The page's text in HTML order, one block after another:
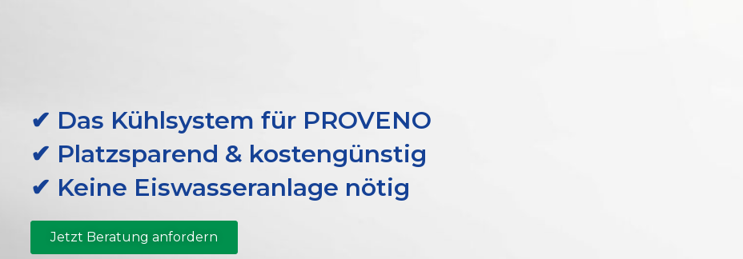
✔ Das Kühlsystem für PROVENO
✔ Platzsparend & kostengünstig
✔ Keine Eiswasseranlage nötig
Jetzt Beratung anfordern